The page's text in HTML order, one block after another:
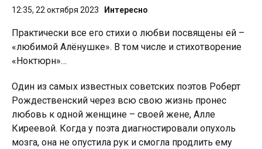
12:35, 22 октября 2023 Интересно
Практически все его стихи о любви посвящены ей –
«любимой Алёнушке». В том числе и стихотворение
«Ноктюрн»…
Один из самых известных советских поэтов Роберт
Рождественский через всю свою жизнь пронес
любовь к одной женщине – своей жене, Алле
Киреевой. Когда у поэта диагностировали опухоль
мозга, она не опустила рук и смогла продлить ему